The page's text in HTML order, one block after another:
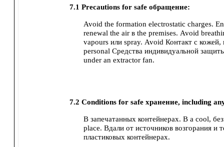
7.1 Precautions for safe обращение:
Avoid the formation electrostatic charges.
renewal the air в the premises. Avoid
vapours или spray. Avoid Контакт с кожей,
personal Средства индивидуальной
under an extractor fan.
7.2 Conditions for safe хранение, including
В запечатанных контейнерах. В a cool,
place. Вдали от источников возгорания и
пластиковых контейнерах.